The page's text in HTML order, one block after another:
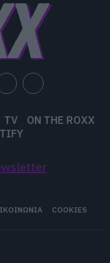
εναλλακτική
δεν
και καλή;
όταν…
στην Νέα
TV
ON THE ROXX
COOKIES